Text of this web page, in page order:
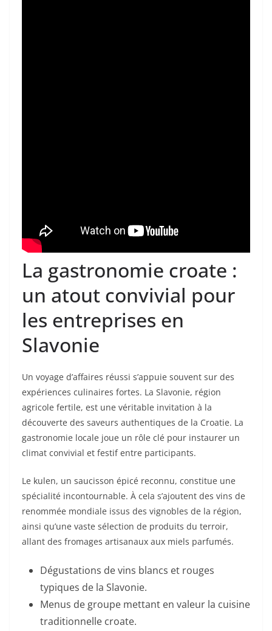
La gastronomie croate :
un atout convivial pour
les entreprises en
Slavonie
Un voyage d’affaires réussi s’appuie souvent sur des
expériences culinaires fortes. La Slavonie, région
agricole fertile, est une véritable invitation à la
découverte des saveurs authentiques de la Croatie. La
gastronomie locale joue un rôle clé pour instaurer un
climat convivial et festif entre participants.
Le kulen, un saucisson épicé reconnu, constitue une
spécialité incontournable. À cela s’ajoutent des vins de
renommée mondiale issus des vignobles de la région,
ainsi qu’une vaste sélection de produits du terroir,
allant des fromages artisanaux aux miels parfumés.
Dégustations de vins blancs et rouges
typiques de la Slavonie.
Menus de groupe mettant en valeur la cuisine
traditionnelle croate.